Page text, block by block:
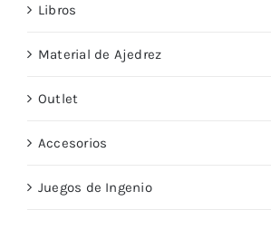
Libros
Material de Ajedrez
Outlet
Accesorios
Juegos de Ingenio